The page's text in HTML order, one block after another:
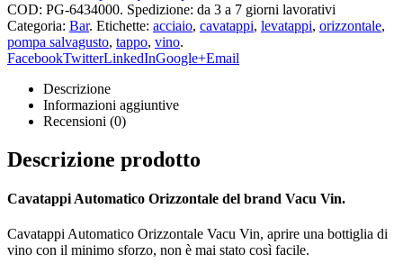
COD: PG-6434000. Spedizione: da 3 a 7 giorni lavorativi
Categoria: Bar. Etichette: acciaio, cavatappi, levatappi, orizzontale,
pompa salvagusto, tappo, vino.
FacebookTwitterLinkedInGoogle+Email
Descrizione
Informazioni aggiuntive
Recensioni (0)
Descrizione prodotto
Cavatappi Automatico Orizzontale del brand Vacu Vin.
Cavatappi Automatico Orizzontale Vacu Vin, aprire una bottiglia di
vino con il minimo sforzo, non è mai stato così facile.